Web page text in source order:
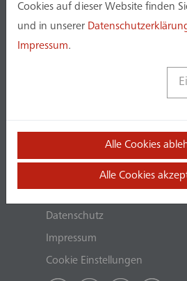
info@assmanngruppe.com
www.assmanngruppe.com
Datenschutz
Impressum
Cookie Einstellungen
Cookies auf dieser Website finden
und in unserer
Impressum.
Alle Cookies
Alle Cookies